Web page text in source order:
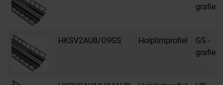
HKSV2AU8/O9GS Holplintprofiel
GS -